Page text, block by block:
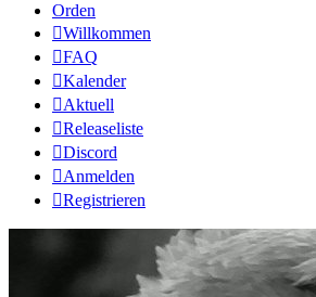
Orden
Willkommen
FAQ
Kalender
Aktuell
Releaseliste
Discord
Anmelden
Registrieren